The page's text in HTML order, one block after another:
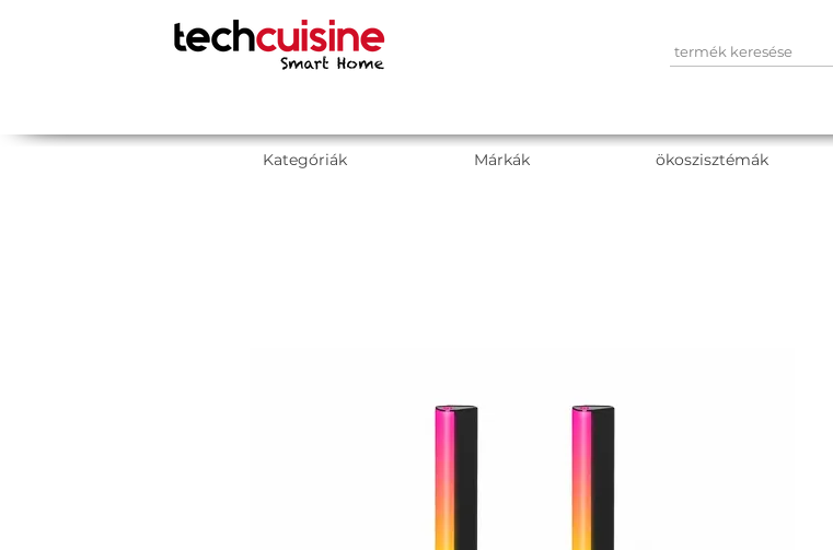
Kategóriák Márkák ökoszisztémák